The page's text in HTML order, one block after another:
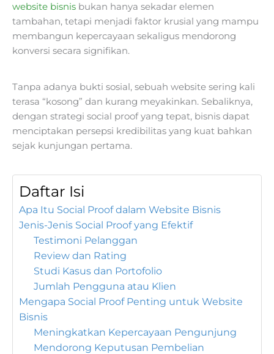
website bisnis bukan hanya sekadar elemen
tambahan, tetapi menjadi faktor krusial yang mampu
membangun kepercayaan sekaligus mendorong
konversi secara signifikan.
Tanpa adanya bukti sosial, sebuah website sering kali
terasa “kosong” dan kurang meyakinkan. Sebaliknya,
dengan strategi social proof yang tepat, bisnis dapat
menciptakan persepsi kredibilitas yang kuat bahkan
sejak kunjungan pertama.
Daftar Isi
Apa Itu Social Proof dalam Website Bisnis
Jenis-Jenis Social Proof yang Efektif
Testimoni Pelanggan
Review dan Rating
Studi Kasus dan Portofolio
Jumlah Pengguna atau Klien
Mengapa Social Proof Penting untuk Website
Bisnis
Meningkatkan Kepercayaan Pengunjung
Mendorong Keputusan Pembelian